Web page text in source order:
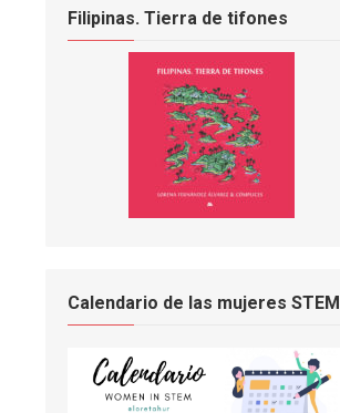
Filipinas. Tierra de tifones
Calendario de las mujeres STEM